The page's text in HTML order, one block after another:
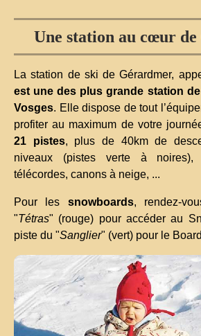
Une station au cœur
La station de ski de Gérardmer,
est une des plus grande station
Vosges. Elle dispose de tout
profiter au maximum de votre
21 pistes, plus de 40km de
niveaux (pistes verte à noires),
télécordes, canons à neige, ...
Pour les snowboards, rendez-
"Tétras" (rouge) pour accéder au
piste du "Sanglier" (vert) pour le